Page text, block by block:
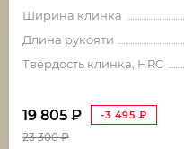
Ширина клинка
Длина рукояти
Твёрдость клинка, HRC
19 805 ₽ -3 495 ₽
23 300₽